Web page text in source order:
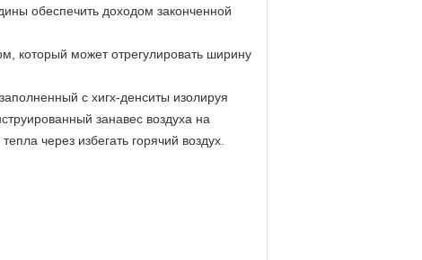
обеспечить доходом законченной
который может отрегулировать ширину
с хигх-денситы изолируя
занавес воздуха на
через избегать горячий воздух.